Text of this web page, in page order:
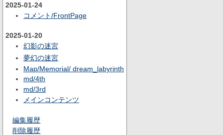
2025-01-24
コメント/FrontPage
2025-01-20
幻影の迷宮
夢幻の迷宮
Map/Memorial/ dream_labyrinth
md/4th
md/3rd
メインコンテンツ
編集履歴
削除履歴